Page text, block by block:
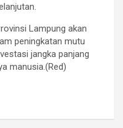
Lampung akan
peningkatan mutu
jangka panjang
manusia.(Red)